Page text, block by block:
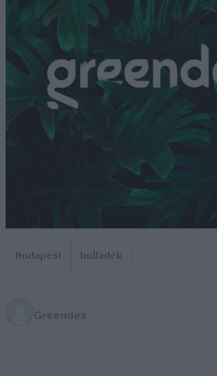
Budapest hulladék
Greendex